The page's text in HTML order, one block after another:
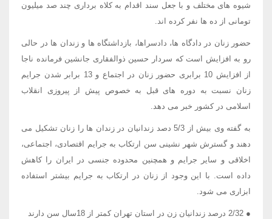
شیوه های مختلف و با جعل سند اقدام به کلاه برداری چند صد میلیون
تومانی از ده ها نفر کرده اند.
حضور زنان در دادگاه ها، دادسراها، بازداشتگاه ها و زندان ها در حالی
رو به افزایش است که سردار حسین ذوالفقاری جانشین فرمانده ناجا
از افزایش 10 برابری حضور زنان در اجتماع و 13 برابر شدن جرایم
زنان نسبت به دوره های قبل به خصوص پیش از پیروزی انقلاب
اسلامی در کشور خبر می دهد.
به گفته وی بیش از 5/3 دصد زندانیان در زندان ها را زنان تشکیل می
دهند و گسترش شهر نشینی سن ارتکاب به جرایم اقتصادی، اجتماعی،
اخلاقی و سایر جرایم و همچنین محدوده جنسی در ایران را کاهش
داده است. با این وجود از زنان در ارتکاب به جرایم بیشتر استفاده
ابزاری می شود.
● 2/32 درصد زندانیان زن در استان تهران کمتر از 18سال سن دارند